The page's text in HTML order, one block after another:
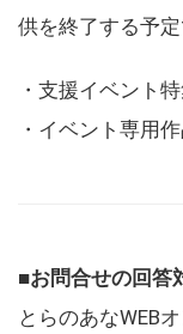
供を終了する予定
・支援イベント
・イベント専用
■お問合せの回答
とらのあなWEB